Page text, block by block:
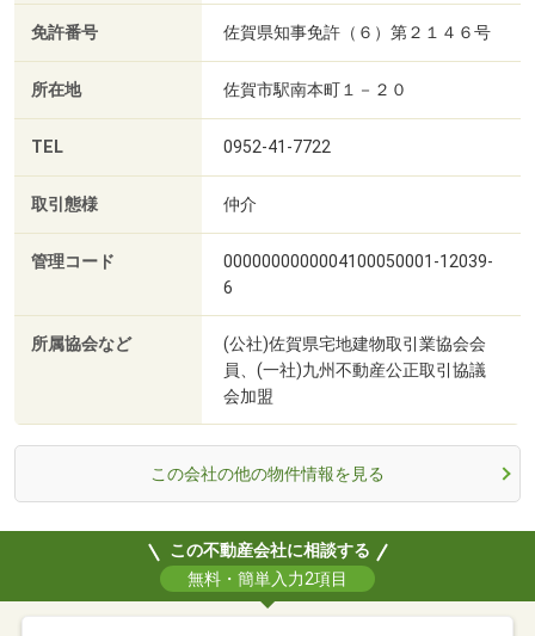
免許番号 佐賀県知事免許（６）第２１４６号
所在地 佐賀市駅南本町１－２０
TEL 0952-41-7722
取引態様 仲介
管理コード
0000000000004100050001-12039-
6
所属協会など
(公社)佐賀県宅地建物取引業協会会
員、(一社)九州不動産公正取引協議
会加盟
この会社の他の物件情報を見る
この不動産会社に相談する
無料・簡単入力2項目